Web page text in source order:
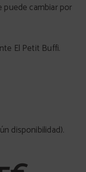
puede cambiar por
El Petit Buffi.
disponibilidad).